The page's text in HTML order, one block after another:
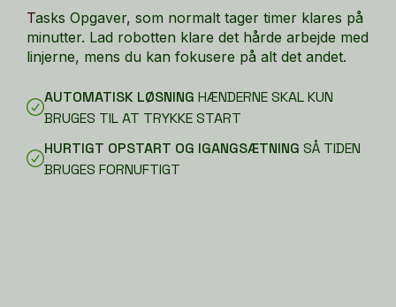
Tasks Opgaver, som normalt tager timer klares på
minutter. Lad robotten klare det hårde arbejde med
linjerne, mens du kan fokusere på alt det andet.
AUTOMATISK LØSNING HÆNDERNE SKAL KUN
BRUGES TIL AT TRYKKE START
HURTIGT OPSTART OG IGANGSÆTNING SÅ TIDEN
BRUGES FORNUFTIGT